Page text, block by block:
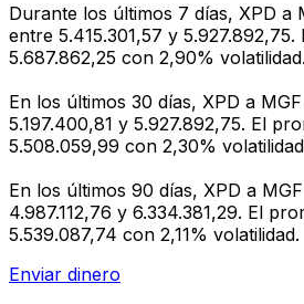
Durante los últimos 7 días, XPD a
entre 5.415.301,57 y
5.687.862,25 con 2,90% volatilidad.
En los últimos 30 días, XPD a
5.197.400,81 y 5.927.892,75. El
5.508.059,99 con 2,30%
En los últimos 90 días, XPD a
4.987.112,76 y 6.334.381,29. El
5.539.087,74 con 2,11% volatilidad.
Enviar dinero